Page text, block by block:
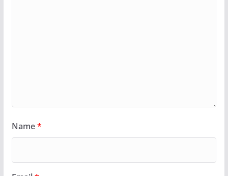
Name*